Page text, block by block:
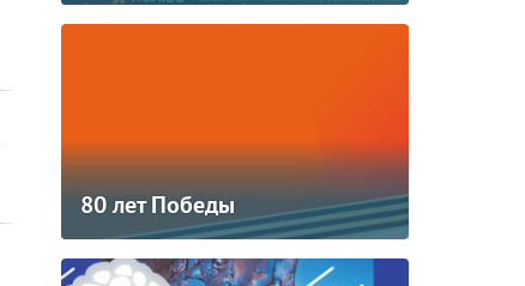
80 лет Победы